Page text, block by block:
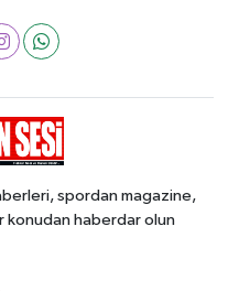
spordan magazine,
konudan haberdar olun